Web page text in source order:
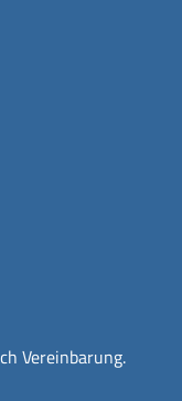
Vereinbarung.